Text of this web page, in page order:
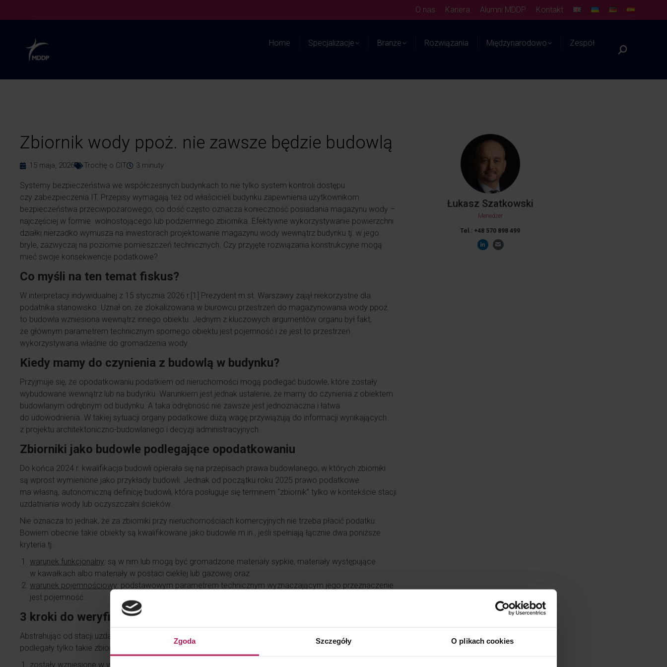
Zgoda Szczegóły O plikach cookies
O nas Kariera Alumni MDDP Kontakt
Home Specjalizacje Branże Rozwiązania Międzynarodowo Zespół
Zbiornik wody ppoż. nie zawsze będzie budowlą
15 maja, 2026 Trochę o CIT 3 minuty
Systemy bezpieczeństwa we współczesnych budynkach to nie tylko system kontroli dostępu
czy zabezpieczenia IT. Przepisy wymagają też od właścicieli budynku zapewnienia użytkownikom
bezpieczeństwa przeciwpożarowego, co dość często oznacza konieczność posiadania magazynu wody –
najczęściej w formie wolnostojącego lub podziemnego zbiornika. Efektywne wykorzystywanie powierzchni
działki nierzadko wymusza na inwestorach projektowanie magazynu wody wewnątrz budynku tj. w jego
bryle, zazwyczaj na poziomie pomieszczeń technicznych. Czy przyjęte rozwiązania konstrukcyjne mogą
mieć swoje konsekwencje podatkowe?
Co myśli na ten temat fiskus?
W interpretacji indywidualnej z 15 stycznia 2026 r. [1] Prezydent m.st. Warszawy zajął niekorzystne dla
podatnika stanowisko. Uznał on, że zlokalizowana w biurowcu przestrzeń do magazynowania wody ppoż.
to budowla wzniesiona wewnątrz innego obiektu. Jednym z kluczowych argumentów organu był fakt,
że głównym parametrem technicznym spornego obiektu jest pojemność i że jest to przestrzeń
wykorzystywana właśnie do gromadzenia wody.
Kiedy mamy do czynienia z budowlą w budynku?
Przyjmuje się, że opodatkowaniu podatkiem od nieruchomości mogą podlegać budowle, które zostały
wybudowane wewnątrz lub na budynku. Warunkiem jest jednak ustalenie, że mamy do czynienia z obiektem
budowlanym odrębnym od budynku. A taka odrębność nie zawsze jest jednoznaczna i łatwa
do udowodnienia. W takiej sytuacji organy podatkowe dużą wagę przywiązują do informacji wynikających
z projektu architektoniczno-budowlanego i decyzji administracyjnych.
Zbiorniki jako budowle podlegające opodatkowaniu
Do końca 2024 r. kwalifikacja budowli opierała się na przepisach prawa budowlanego, w których zbiorniki
są wprost wymienione jako przykłady budowli. Jednak od początku roku 2025 prawo podatkowe
ma własną, autonomiczną definicję budowli, która posługuje się terminem “zbiornik” tylko w kontekście stacji
uzdatniania wody lub oczyszczalni ścieków.
Nie oznacza to jednak, że za zbiorniki przy nieruchomościach komercyjnych nie trzeba płacić podatku.
Bowiem obecnie takie obiekty są kwalifikowane jako budowle m.in., jeśli spełniają łącznie dwa poniższe
kryteria tj.
warunek funkcjonalny: są w nim lub mogą być gromadzone materiały sypkie, materiały występujące
w kawałkach albo materiały w postaci ciekłej lub gazowej oraz
warunek pojemnościowy: podstawowym parametrem technicznym wyznaczającym jego przeznaczenie
jest pojemność.
3 kroki do weryfikacji czy zbiornik jest budowlą
Abstrahując od stacji uzdatniania wody i oczyszczalni ścieków, aktualnie opodatkowaniu jako budowle będą
podlegały tylko takie zbiorniki wody, które równocześnie:
zostały wzniesione w wyniku prac polegających na budowie, odbudowie, rozbudowie, nadbudowie,
Łukasz Szatkowski
Menedżer
Tel.: +48 570 898 499